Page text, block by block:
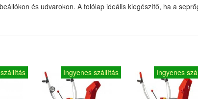
és udvarokon. A tolólap ideális kiegészítő, ha a
Ingyenes szállítás Ingyenes